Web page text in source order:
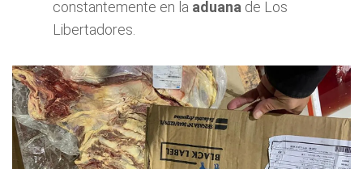
constantemente en la aduana de Los
Libertadores.